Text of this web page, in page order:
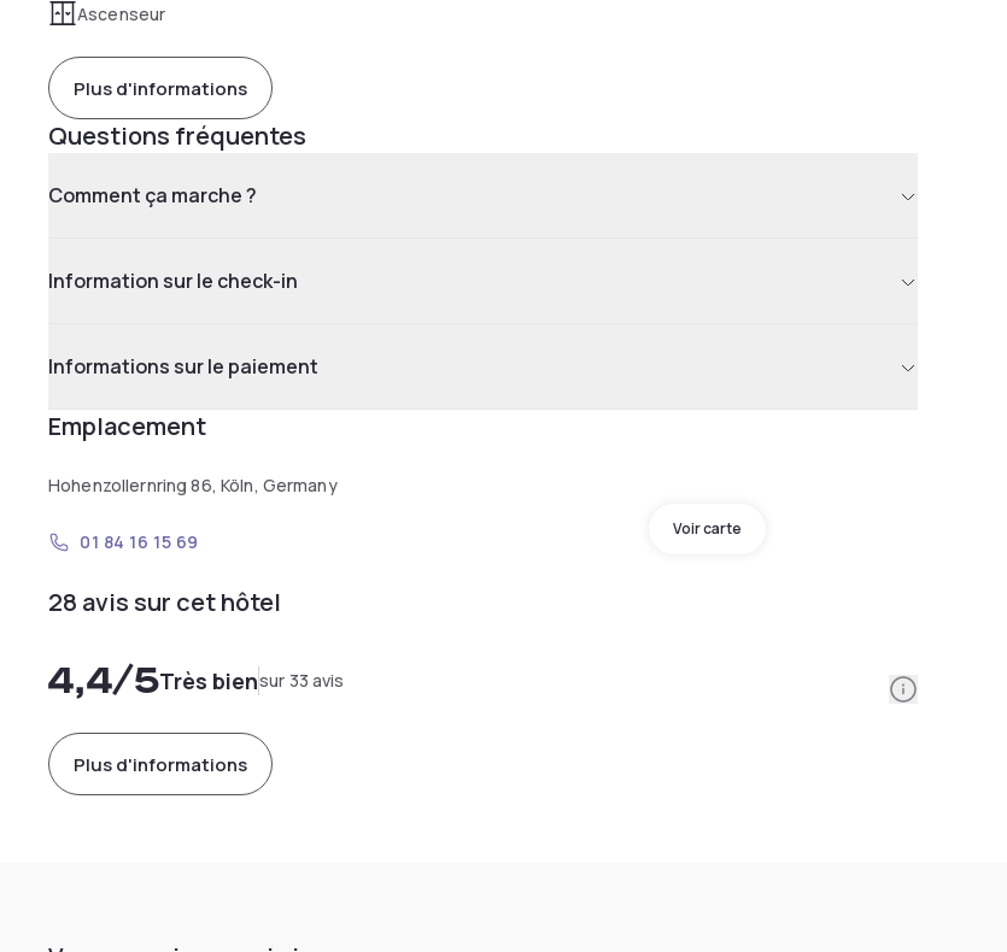
Ascenseur
Plus d'informations
Questions fréquentes
Comment ça marche ?
Information sur le check-in
Informations sur le paiement
Emplacement
Hohenzollernring 86, Köln, Germany
Voir carte
01 84 16 15 69
28 avis sur cet hôtel
4,4/5Très biensur 33 avis Information
Plus d'informations